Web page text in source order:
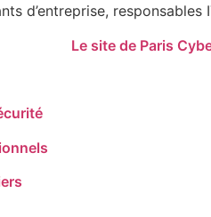
d’entreprise,
Le site de Paris